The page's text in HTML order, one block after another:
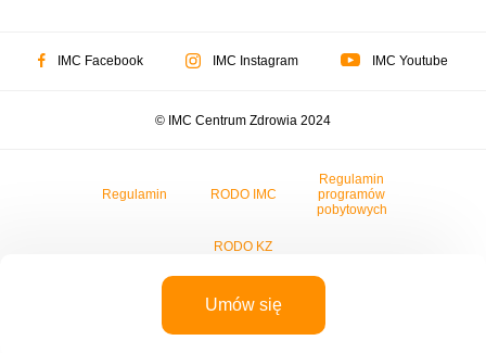
Umów się
IMC Facebook IMC Instagram IMC Youtube
© IMC Centrum Zdrowia 2024
Regulamin RODO IMC
Regulamin
programów
pobytowych
RODO KZ
Modern View | Pozycjonowanie